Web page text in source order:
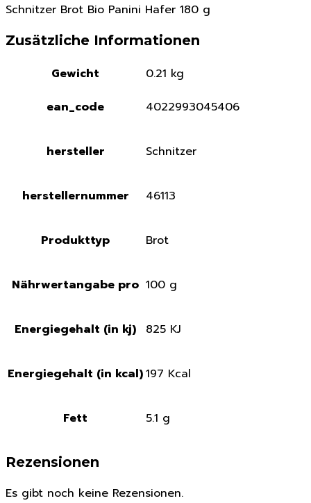
Schnitzer Brot Bio Panini Hafer 180 g
Zusätzliche Informationen
Gewicht
0.21 kg
ean_code
4022993045406
hersteller Schnitzer
herstellernummer 46113
Produkttyp Brot
Nährwertangabe pro 100 g
Energiegehalt (in kj) 825 KJ
Energiegehalt (in kcal)197 Kcal
Fett 5.1 g
Rezensionen
Es gibt noch keine Rezensionen.